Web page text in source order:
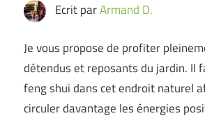
Ecrit parArmand D.
Je vous propose de profiter
détendus et reposants du jardin. Il
feng shui dans cet endroit naturel
circuler davantage les énergies